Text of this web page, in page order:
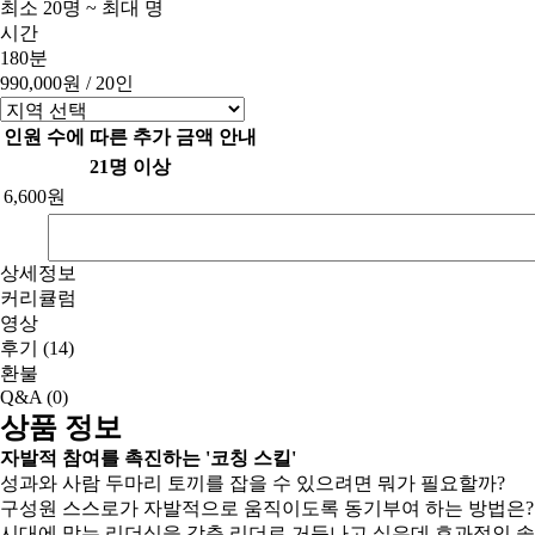
최소 20명 ~ 최대 명
시간
180분
990,000원 / 20인
인원 수에 따른 추가 금액 안내
21명 이상
6,600원
상세정보
커리큘럼
영상
후기 (14)
환불
Q&A (0)
상품 정보
자발적 참여를 촉진하는 '코칭 스킬'
성과와 사람 두마리 토끼를 잡을 수 있으려면 뭐가 필요할까?
구성원 스스로가 자발적으로 움직이도록 동기부여 하는 방법은?